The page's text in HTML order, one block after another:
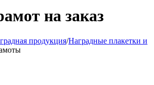
на заказ
продукция/Наградные плакетки и